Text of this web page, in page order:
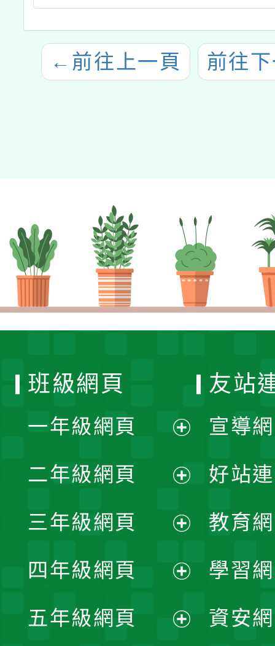
← 前往上一頁 前往
班級網頁
一年級網頁
開
選
單
二年級網頁
開
選
單
三年級網頁
開
選
四年級網頁
開
五年級網頁
友站
宣導
好站
教育
學習
資安